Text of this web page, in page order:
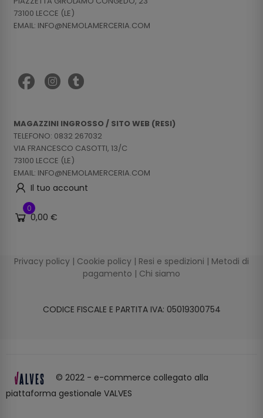
73100 LECCE (LE)
EMAIL: INFO@NEMOLAMERCERIA.COM
MAGAZZINI INGROSSO / SITO WEB (RESI)
TELEFONO: 0832 267032
VIA FRANCESCO CASOTTI, 13/C
73100 LECCE (LE)
EMAIL: INFO@NEMOLAMERCERIA.COM
Il tuo account
0
0,00 €
Privacy policy | Cookie policy | Resi e spedizioni | Metodi di
pagamento | Chi siamo
CODICE FISCALE E PARTITA IVA: 05019300754
© 2022 - e-commerce collegato alla
piattaforma gestionale VALVES